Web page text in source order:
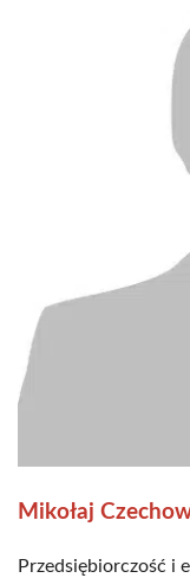
Mikołaj
Przedsiębiorczość i